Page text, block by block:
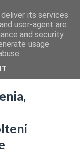
its services
user-agent are
and security
usage